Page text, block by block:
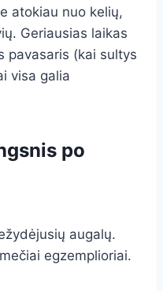
atokiau nuo kelių,
Geriausias laikas
pavasaris (kai sultys
visa galia
po
augalų.
egzemplioriai.